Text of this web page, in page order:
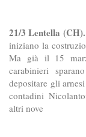
21/3 Lentella (CH).
iniziano la
Ma già il 15
carabinieri
depositare gli
contadini
altri nove